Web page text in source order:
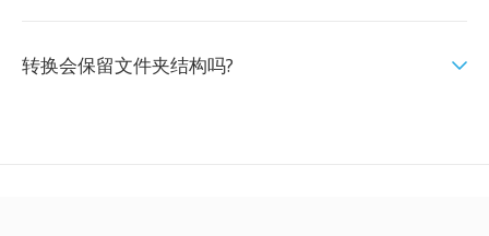
转换会保留文件夹结构吗?